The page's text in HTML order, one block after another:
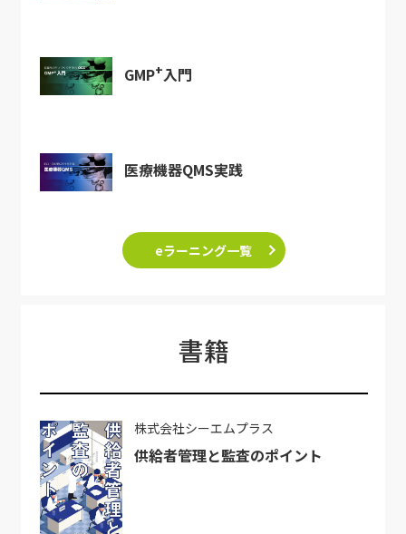
GMP+入門
医療機器QMS実践
eラーニング一覧
書籍
株式会社シーエムプラス
供給者管理と監査のポイント